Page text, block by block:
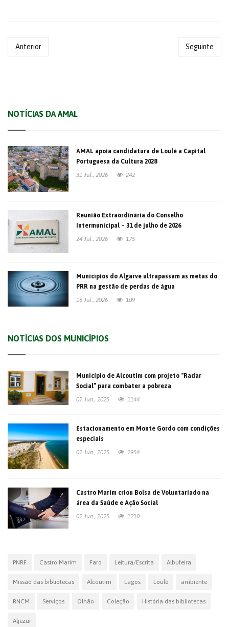
Anterior Seguinte
NOTÍCIAS DA AMAL
AMAL apoia candidatura de Loulé a Capital
Portuguesa da Cultura 2028
31 Jul., 2026
242
Reunião Extraordinária do Conselho
Intermunicipal – 31 de julho de 2026
24 Jul., 2026
175
Municípios do Algarve ultrapassam as metas do
PRR na gestão de perdas de água
16 Jul., 2026
109
NOTÍCIAS DOS MUNICÍPIOS
Município de Alcoutim com projeto “Radar
Social” para combater a pobreza
02 Jun., 2025
1144
Estacionamento em Monte Gordo com condições
especiais
02 Jun., 2025
2954
Castro Marim criou Bolsa de Voluntariado na
área da Saúde e Ação Social
02 Jun., 2025
1210
PNRF Castro Marim Faro Leitura/Escrita Albufeira
Missão das bibliotecas Alcoutim Lagos Loulé ambiente
RNCM Serviços Olhão Coleção História das bibliotecas
Aljezur